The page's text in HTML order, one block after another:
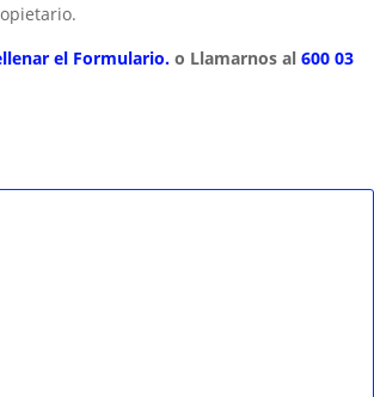
el Formulario. o Llamarnos al 600 03